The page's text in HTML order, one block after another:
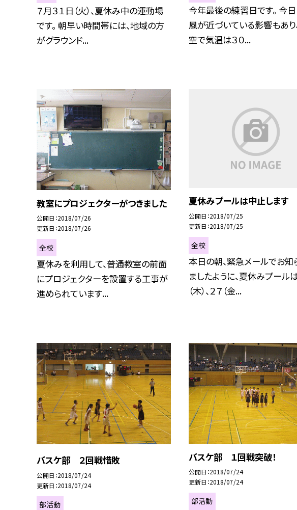
７月３１日（火）、夏休み中の運動場
です。 朝早い時間帯には、地域の方
がグラウンド...
今年最後の練習日です。 今日
風が近づいている影響もあり
空で気温は３０...
教室にプロジェクターがつきました
公開日 2018/07/26
更新日 2018/07/26
全校
夏休みを利用して、普通教室の前面
にプロジェクターを設置する工事が
進められています...
夏休みプールは中止します
公開日 2018/07/25
更新日 2018/07/25
全校
本日の朝、緊急メールでお知
ましたように、夏休みプール
（木）、２７（金...
バスケ部 ２回戦惜敗
公開日 2018/07/24
更新日 2018/07/24
部活動
バスケ部 １回戦突破！
公開日 2018/07/24
更新日 2018/07/24
部活動